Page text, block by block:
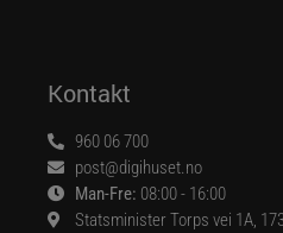
Kontakt
960 06 700
post@digihuset.no
Man-Fre: 08:00 - 16:00
Statsminister Torps vei 1A,